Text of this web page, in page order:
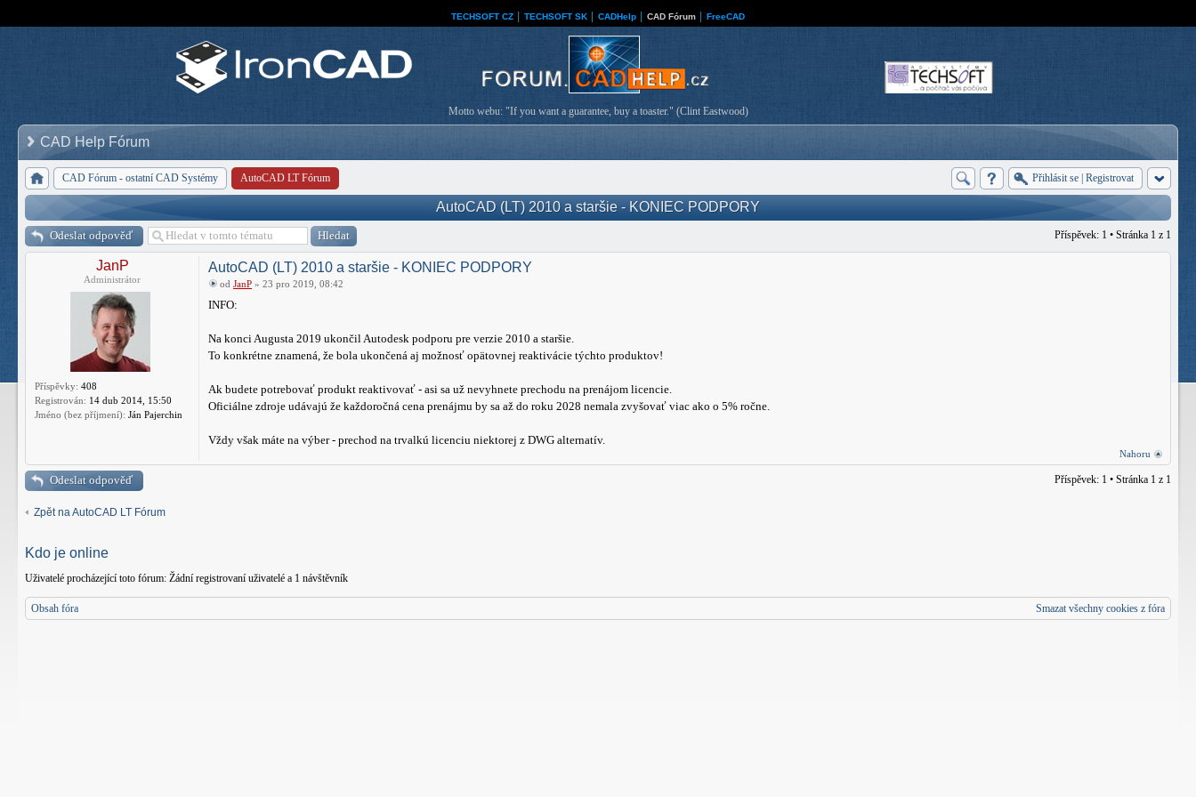
TECHSOFT CZ TECHSOFT SK CADHelp CAD Fórum FreeCAD
Motto webu: "If you want a guarantee, buy a toaster." (Clint Eastwood)
CAD Help Fórum
CAD Fórum - ostatní CAD Systémy AutoCAD LT Fórum Přihlásit se Registrovat
AutoCAD (LT) 2010 a staršie - KONIEC PODPORY
Odeslat odpověď Příspěvek: 1 • Stránka 1 z 1
JanP
Administrátor
Příspěvky: 408
Registrován: 14 dub 2014, 15:50
Jméno (bez příjmení): Ján Pajerchin
AutoCAD (LT) 2010 a staršie - KONIEC PODPORY
od JanP » 23 pro 2019, 08:42
INFO:
Na konci Augusta 2019 ukončil Autodesk podporu pre verzie 2010 a staršie.
To konkrétne znamená, že bola ukončená aj možnosť opätovnej reaktivácie týchto produktov!
Ak budete potrebovať produkt reaktivovať - asi sa už nevyhnete prechodu na prenájom licencie.
Oficiálne zdroje udávajú že každoročná cena prenájmu by sa až do roku 2028 nemala zvyšovať viac ako o 5% ročne.
Vždy však máte na výber - prechod na trvalkú licenciu niektorej z DWG alternatív.
Nahoru
Odeslat odpověď Příspěvek: 1 • Stránka 1 z 1
Zpět na AutoCAD LT Fórum
Kdo je online
Uživatelé procházející toto fórum: Žádní registrovaní uživatelé a 1 návštěvník
Obsah fóra Smazat všechny cookies z fóra